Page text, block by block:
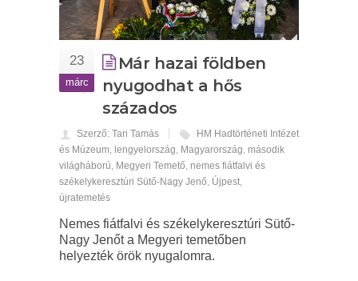
23
márc
Már hazai földben
nyugodhat a hős
százados
Szerző: Tari Tamás
HM Hadtörténeti Intézet
és Múzeum, lengyelország, Magyarország, második
világháború, Megyeri Temető, nemes fiátfalvi és
székelykeresztúri Sütő-Nagy Jenő, Újpest,
újratemetés
Nemes fiátfalvi és székelykeresztúri Sütő-
Nagy Jenőt a Megyeri temetőben
helyezték örök nyugalomra.